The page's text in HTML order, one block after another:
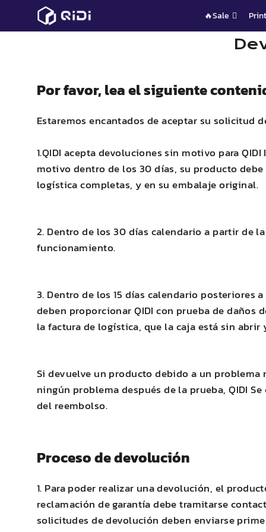
🔥Sale
Por favor, lea el siguiente
Estaremos encantados de aceptar su solicitud
1.QIDI acepta devoluciones sin motivo paraQIDI
motivo dentro de los 30 días, su producto
logística completas, y en su embalaje original.
2. Dentro de los 30 días calendario a partir de
funcionamiento.
3. Dentro de los 15 días calendario posteriores
deben proporcionarQIDI con prueba de daños
la factura de logística, que la caja está sin
Si devuelve un producto debido a un problema
ningún problema después de la prueba,QIDI
del reembolso.
Proceso de devolución
1. Para poder realizar una devolución, el
reclamación de garantía debe tramitarse
solicitudes de devolución deben enviarse